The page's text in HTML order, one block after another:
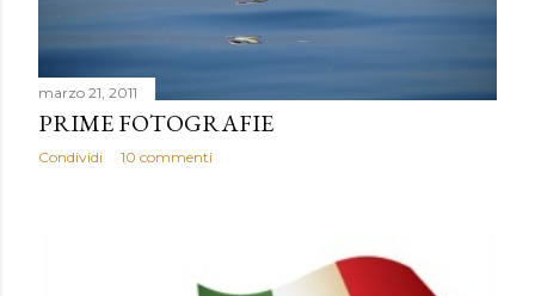
marzo 21, 2011
PRIME FOTOGRAFIE
Condividi 10 commenti